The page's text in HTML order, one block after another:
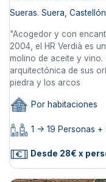
Sueras. Suera,
"Acogedor y con
2004, el HR Verdià es
molino de aceite y
arquitectónica de sus
piedra y los arcos
Por habitaciones
1 -> 19 Personas +
Desde 28€ x